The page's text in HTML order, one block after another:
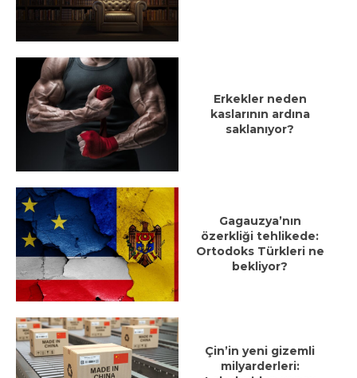
Erkekler neden
kaslarının ardına
saklanıyor?
Gagauzya’nın
özerkliği tehlikede:
Ortodoks Türkleri ne
bekliyor?
Çin’in yeni gizemli
milyarderleri: